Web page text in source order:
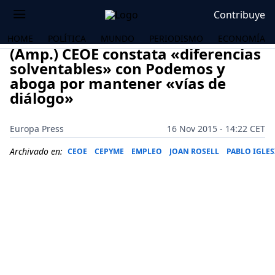
Contribuye
HOME POLÍTICA MUNDO PERIODISMO ECONOMÍA
(Amp.) CEOE constata «diferencias
solventables» con Podemos y
aboga por mantener «vías de
diálogo»
Europa Press
16 Nov 2015 - 14:22 CET
Archivado en: CEOE CEPYME EMPLEO JOAN ROSELL PABLO